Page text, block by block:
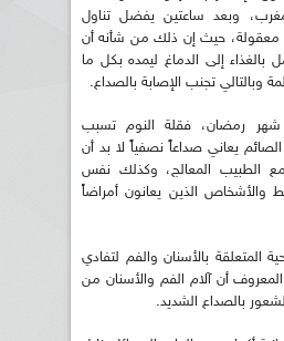
وبعد ساعتين يفضل تناول
معقولة، حيث إن ذلك من شأنه أن
بالغذاء إلى الدماغ ليمده بكل ما
وبالتالي تجنب الإصابة بالصداع.
شهر رمضان، فقلة النوم تسبب
يعاني صداعاً نصفياً لا بد أن
الطبيب المعالج، وكذلك نفس
الذين يعانون أمراضاً
المتعلقة بالأسنان والفم لتفادي
أن آلام الفم والأسنان من
بالصداع الشديد.